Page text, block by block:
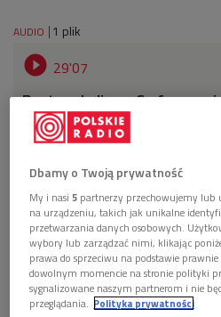
AUDIO 1 plik
 29'07
Postapokalipsa. Co
świata? (Notatnik Dwójki)
Dbamy o Twoją prywatność
My i nasi5 partnerzy przechowujemy lub
na urządzeniu, takich jak unikalne
przetwarzania danych osobowych.
wybory lub zarządzać nimi, klikając
prawa do sprzeciwu na podstawie
dowolnym momencie na stronie polityki
sygnalizowane naszym partnerom i nie
przeglądania. Polityka prywatności